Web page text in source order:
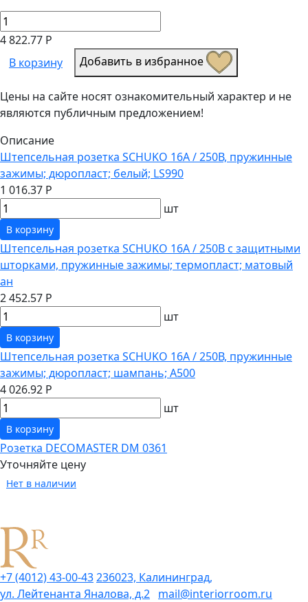
4 822.77 Р
В корзину
Добавить в избранное
Цены на сайте носят ознакомительный характер и не
являются публичным предложением!
Описание
Штепсельная розетка SCHUKO 16А / 250В, пружинные
зажимы; дюропласт; белый; LS990
1 016.37 Р
шт
В корзину
Штепсельная розетка SCHUKO 16А / 250В с защитными
шторками, пружинные зажимы; термопласт; матовый
ан
2 452.57 Р
шт
В корзину
Штепсельная розетка SCHUKO 16А / 250В, пружинные
зажимы; дюропласт; шампань; A500
4 026.92 Р
шт
В корзину
Розетка DECOMASTER DM 0361
Уточняйте цену
Нет в наличии
+7 (4012) 43-00-43236023, Калининград,
ул. Лейтенанта Яналова, д.2 mail@interiorroom.ru